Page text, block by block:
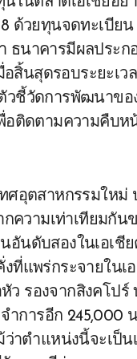
ด้วยทุนจดทะเบีย
ธนาคารมีผลประก
สิ้นสุดรอบระยะเ
ชี้วัดการพัฒนาขอ
อติดตามความคืบ
ศอุตสาหกรรมใหม่
ความเท่าเทียมกัน
นดับสองในเอเชี
แพร่กระจายในเ
รองจากสิงคโปร์
การอีก 245,000
าตำแหน่งนี้จะเป็น